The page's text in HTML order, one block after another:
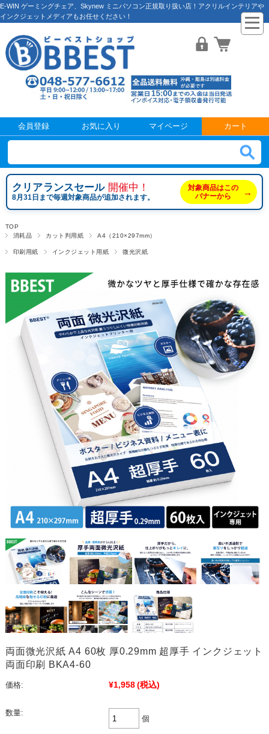
E-WIN ゲーミングチェア、Skynew ミニパソコン正規取り扱い店！アクリルインテリアや
インクジェットメディアもお任せください！
会員登録 お気に入り マイページ カート
クリアランスセール 開催中！
8月31日まで毎週対象商品が追加されます。
対象商品はこの
バナーから
→
TOP
消耗品
カット判用紙 A4（210×297mm）
印刷用紙 インクジェット用紙 微光沢紙
両面微光沢紙 A4 60枚 厚0.29mm 超厚手 インクジェット
両面印刷 BKA4-60
価格: ¥1,958(税込)
数量:
個